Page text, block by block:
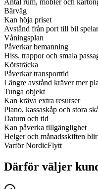
Antal rum, möbler och
Bärväg
Kan höja priset
Avstånd från port till bil
Våningsplan
Påverkar bemanning
Hiss, trappor och smala
Körsträcka
Påverkar transporttid
Längre avstånd kräver mer
Tunga objekt
Kan kräva extra resurser
Piano, kassaskåp och stora
Datum och tid
Kan påverka tillgänglighet
Helger och månadsskiften
Varför NordicFlytt
Därför väljer